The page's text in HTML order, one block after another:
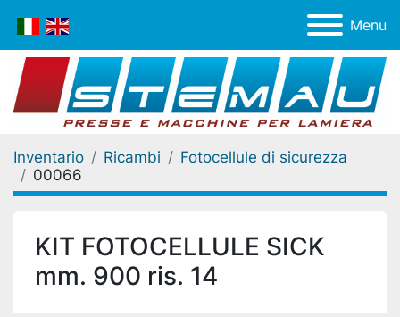
Menu
Inventario Ricambi
Fotocellule di sicurezza
00066
KIT FOTOCELLULE SICK
mm. 900 ris. 14